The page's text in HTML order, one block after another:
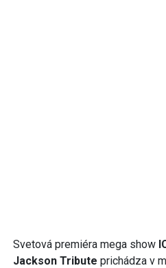
Svetová premiéra mega show
Jackson Tribute prichádza v